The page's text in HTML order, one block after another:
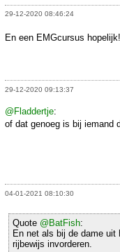
29-12-2020 08:46:24
En een EMGcursus
29-12-2020 09:13:37
@Fladdertje:
of dat genoeg is bij iemand
04-01-2021 08:10:30
Quote @BatFish:
En net als bij de dame uit
rijbewijs invorderen.